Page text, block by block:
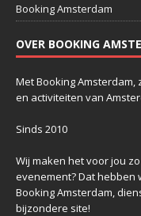
Booking Amsterdam
OVER BOOKING
Met Booking
en activiteiten van
Sinds 2010
Wij maken het voor jou
evenement? Dat hebben
Booking Amsterdam,
bijzondere site!